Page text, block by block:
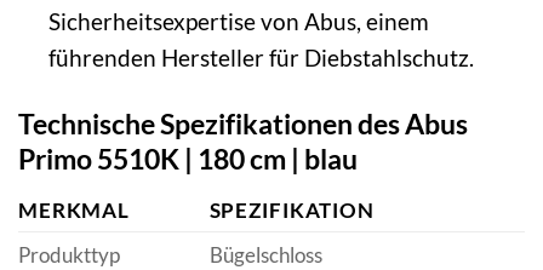
Sicherheitsexpertise von Abus, einem
führenden Hersteller für Diebstahlschutz.
Technische Spezifikationen des Abus
Primo 5510K | 180 cm | blau
MERKMAL
SPEZIFIKATION
Produkttyp
Bügelschloss